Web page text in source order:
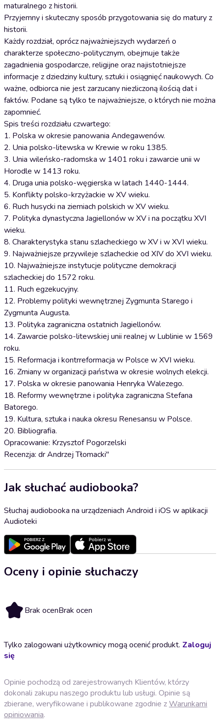
maturalnego z historii.
Przyjemny i skuteczny sposób przygotowania się do matury z
historii.
Każdy rozdział, oprócz najważniejszych wydarzeń o
charakterze społeczno-politycznym, obejmuje także
zagadnienia gospodarcze, religijne oraz najistotniejsze
informacje z dziedziny kultury, sztuki i osiągnięć naukowych. Co
ważne, odbiorca nie jest zarzucany niezliczoną ilością dat i
faktów. Podane są tylko te najważniejsze, o których nie można
zapomnieć.
Spis treści rozdziału czwartego:
1. Polska w okresie panowania Andegawenów.
2. Unia polsko-litewska w Krewie w roku 1385.
3. Unia wileńsko-radomska w 1401 roku i zawarcie unii w
Horodle w 1413 roku.
4. Druga unia polsko-węgierska w latach 1440-1444.
5. Konflikty polsko-krzyżackie w XV wieku.
6. Ruch husycki na ziemiach polskich w XV wieku.
7. Polityka dynastyczna Jagiellonów w XV i na początku XVI
wieku.
8. Charakterystyka stanu szlacheckiego w XV i w XVI wieku.
9. Najważniejsze przywileje szlacheckie od XIV do XVI wieku.
10. Najważniejsze instytucje polityczne demokracji
szlacheckiej do 1572 roku.
11. Ruch egzekucyjny.
12. Problemy polityki wewnętrznej Zygmunta Starego i
Zygmunta Augusta.
13. Polityka zagraniczna ostatnich Jagiellonów.
14. Zawarcie polsko-litewskiej unii realnej w Lublinie w 1569
roku.
15. Reformacja i kontrreformacja w Polsce w XVI wieku.
16. Zmiany w organizacji państwa w okresie wolnych elekcji.
17. Polska w okresie panowania Henryka Walezego.
18. Reformy wewnętrzne i polityka zagraniczna Stefana
Batorego.
19. Kultura, sztuka i nauka okresu Renesansu w Polsce.
20. Bibliografia.
Opracowanie: Krzysztof Pogorzelski
Recenzja: dr Andrzej Tłomacki"
Jak słuchać audiobooka?
Słuchaj audiobooka na urządzeniach Android i iOS w aplikacji
Audioteki
Oceny i opinie słuchaczy
Brak ocenBrak ocen
Tylko zalogowani użytkownicy mogą ocenić produkt. Zaloguj
się
Opinie pochodzą od zarejestrowanych Klientów, którzy
dokonali zakupu naszego produktu lub usługi. Opinie są
zbierane, weryfikowane i publikowane zgodnie zWarunkami
opiniowania.